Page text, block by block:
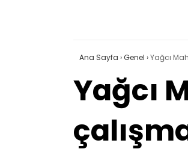
Ana Sayfa ›Genel ›Yağcı
Yağcı